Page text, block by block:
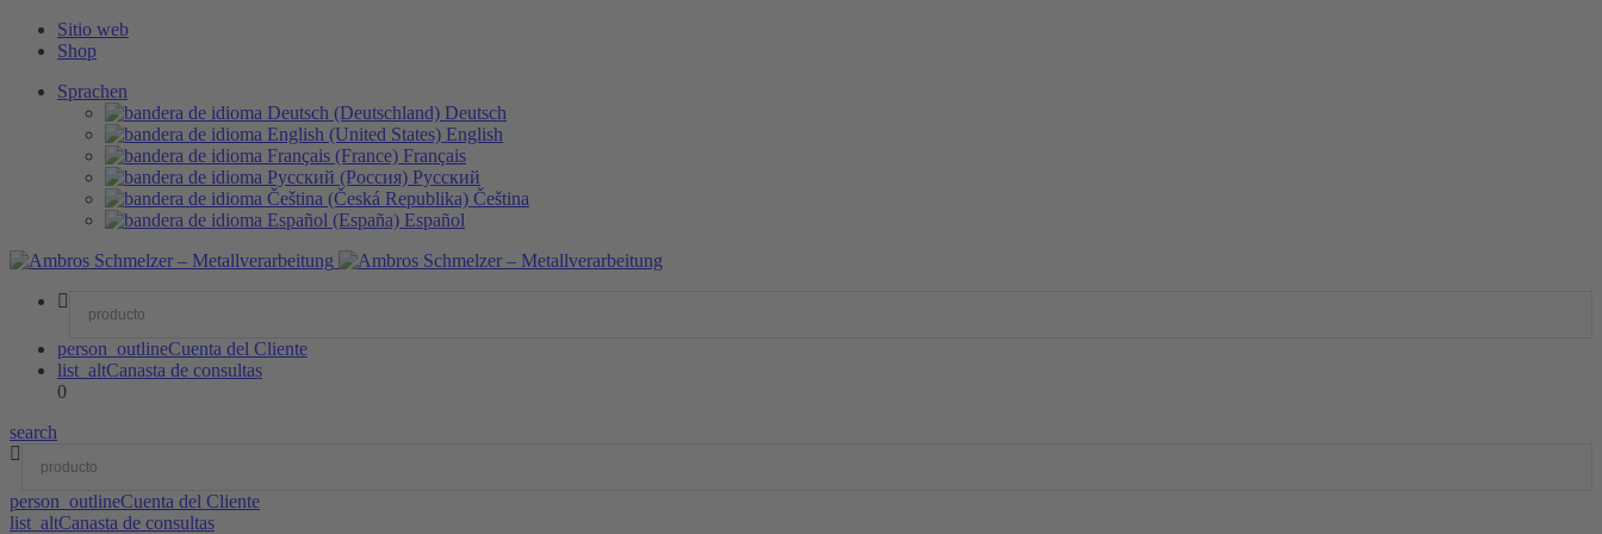
Sitio web
Shop
Sprachen
Deutsch
English
Français
Русский
Čeština
Español
person_outlineCuenta del Cliente
list_altCanasta de consultas
0
search
person_outlineCuenta del Cliente
list_altCanasta de consultas